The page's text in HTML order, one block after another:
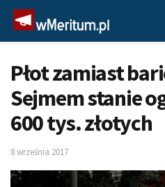
Płot zamiast
Sejmem stanie
600 tys. złotych
8 września 2017